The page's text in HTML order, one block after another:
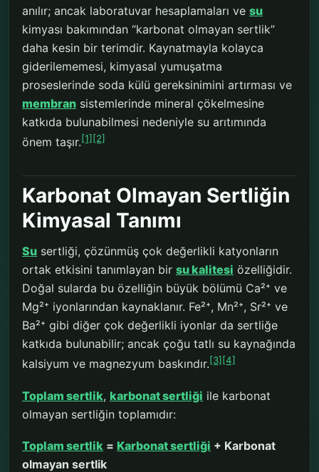
anılır; ancak laboratuvar hesaplamaları ve su
kimyası bakımından “karbonat olmayan sertlik”
daha kesin bir terimdir. Kaynatmayla kolayca
giderilememesi, kimyasal yumuşatma
proseslerinde soda külü gereksinimini artırması ve
membran sistemlerinde mineral çökelmesine
katkıda bulunabilmesi nedeniyle su arıtımında
önem taşır.[1] [2]
Karbonat Olmayan Sertliğin
Kimyasal Tanımı
Su sertliği, çözünmüş çok değerlikli katyonların
ortak etkisini tanımlayan bir su kalitesi özelliğidir.
Doğal sularda bu özelliğin büyük bölümü Ca²⁺ ve
Mg²⁺ iyonlarından kaynaklanır. Fe²⁺, Mn²⁺, Sr²⁺ ve
Ba²⁺ gibi diğer çok değerlikli iyonlar da sertliğe
katkıda bulunabilir; ancak çoğu tatlı su kaynağında
kalsiyum ve magnezyum baskındır.[3] [4]
Toplam sertlik, karbonat sertliği ile karbonat
olmayan sertliğin toplamıdır:
Toplam sertlik = Karbonat sertliği + Karbonat
olmayan sertlik